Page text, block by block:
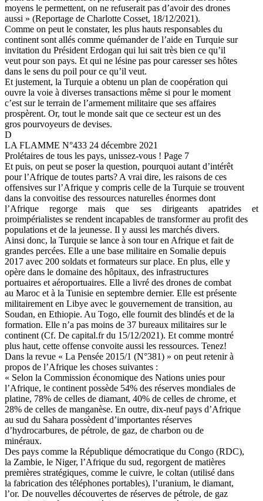
moyens le permettent, on ne refuserait pas d’avoir des drones
aussi » (Reportage de Charlotte Cosset, 18/12/2021).
Comme on peut le constater, les plus hauts responsables du
continent sont allés comme quémander de l’aide en Turquie sur
invitation du Président Erdogan qui lui sait très bien ce qu’il
veut pour son pays. Et qui ne lésine pas pour caresser ses hôtes
dans le sens du poil pour ce qu’il veut.
Et justement, la Turquie a obtenu un plan de coopération qui
ouvre la voie à diverses transactions même si pour le moment
c’est sur le terrain de l’armement militaire que ses affaires
prospèrent. Or, tout le monde sait que ce secteur est un des
gros pourvoyeurs de devises.
D
LA FLAMME N°433 24 décembre 2021
Prolétaires de tous les pays, unissez-vous ! Page 7
Et puis, on peut se poser la question, pourquoi autant d’intérêt
pour l’Afrique de toutes parts? A vrai dire, les raisons de ces
offensives sur l’Afrique y compris celle de la Turquie se trouvent
dans la convoitise des ressources naturelles énormes dont
l’Afrique regorge mais que ses dirigeants apatrides et
proimpérialistes se rendent incapables de transformer au profit des
populations et de la jeunesse. Il y aussi les marchés divers.
Ainsi donc, la Turquie se lance à son tour en Afrique et fait de
grandes percées. Elle a une base militaire en Somalie depuis
2017 avec 200 soldats et formateurs sur place. En plus, elle y
opère dans le domaine des hôpitaux, des infrastructures
portuaires et aéroportuaires. Elle a livré des drones de combat
au Maroc et à la Tunisie en septembre dernier. Elle est présente
militairement en Libye avec le gouvernement de transition, au
Soudan, en Ethiopie. Au Togo, elle fournit des blindés et de la
formation. Elle n’a pas moins de 37 bureaux militaires sur le
continent (Cf. De capital.fr du 15/12/2021). Et comme montré
plus haut, cette offense convoite aussi les ressources. Tenez!
Dans la revue « La Pensée 2015/1 (N°381) » on peut retenir à
propos de l’Afrique les choses suivantes :
« Selon la Commission économique des Nations unies pour
l’Afrique, le continent possède 54% des réserves mondiales de
platine, 78% de celles de diamant, 40% de celles de chrome, et
28% de celles de manganèse. En outre, dix-neuf pays d’Afrique
au sud du Sahara possèdent d’importantes réserves
d’hydrocarbures, de pétrole, de gaz, de charbon ou de
minéraux.
Des pays comme la République démocratique du Congo (RDC),
la Zambie, le Niger, l’Afrique du sud, regorgent de matières
premières stratégiques, comme le cuivre, le coltan (utilisé dans
la fabrication des téléphones portables), l’uranium, le diamant,
l’or. De nouvelles découvertes de réserves de pétrole, de gaz